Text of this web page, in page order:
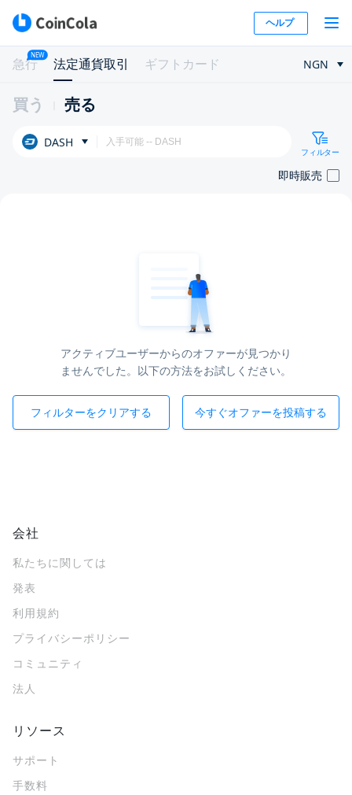
ヘルプ
急行
NEW
法定通貨取引 ギフトカード NGN
買う 売る
DASH
フィルター
即時販売
アクティブユーザーからのオファーが見つかり
ませんでした。以下の方法をお試しください。
フィルターをクリアする 今すぐオファーを投稿する
会社
私たちに関しては
発表
利用規約
プライバシーポリシー
コミュニティ
法人
リソース
サポート
手数料